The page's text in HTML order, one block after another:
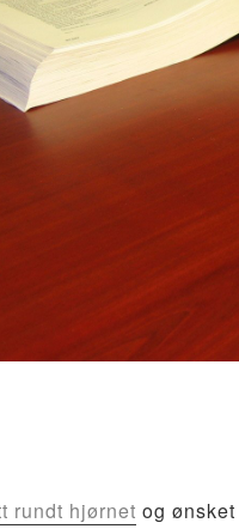
rundt hjørnet og